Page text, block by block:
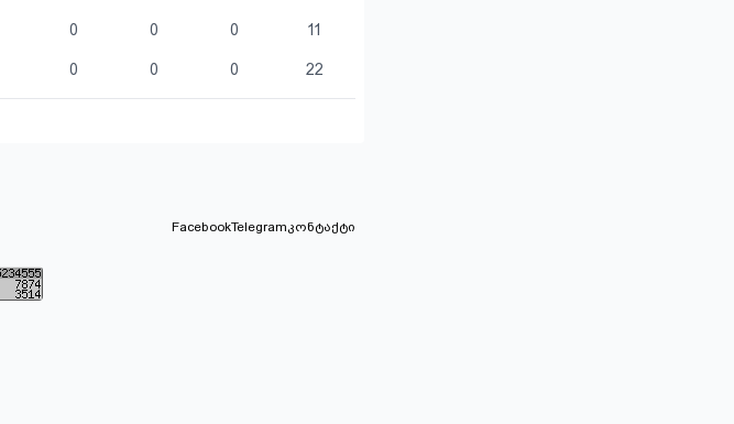
0 0 0 11
0 0 0 22
FacebookTelegramკონტაქტი